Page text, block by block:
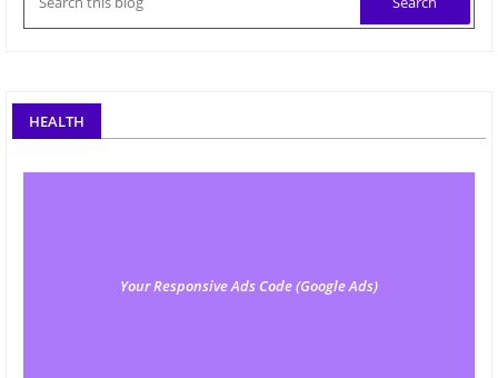
HEALTH
Your Responsive Ads Code (Google Ads)